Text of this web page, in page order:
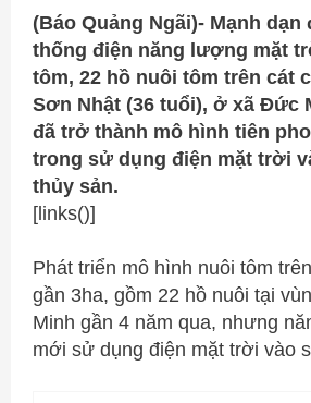
(Báo Quảng Ngãi)- Mạnh dạn
thống điện năng lượng mặt
tôm, 22 hồ nuôi tôm trên cát
Sơn Nhật (36 tuổi), ở xã Đức
đã trở thành mô hình tiên
trong sử dụng điện mặt trời
thủy sản.
[links()]
Phát triển mô hình nuôi tôm
gần 3ha, gồm 22 hồ nuôi tại
Minh gần 4 năm qua, nhưng
mới sử dụng điện mặt trời vào